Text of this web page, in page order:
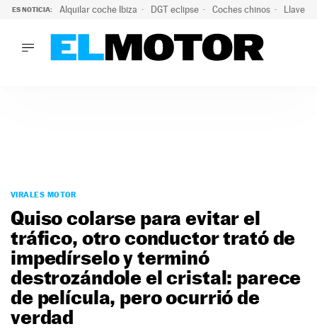
ES NOTICIA: Alquilar coche Ibiza DGT eclipse Coches chinos Llaves
PODCAST
MOTOS
TECNOLOGÍA
SUPERCOCHES
MOTORTV
PREMIOS
SERVICIOS
VIRALES MOTOR
Quiso colarse para evitar el
tráfico, otro conductor trató de
impedírselo y terminó
destrozándole el cristal: parece
de película, pero ocurrió de
verdad